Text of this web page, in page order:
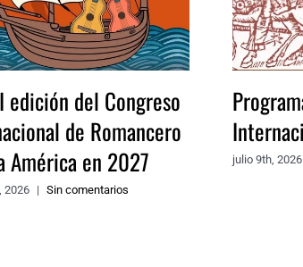
edición del Congreso
de Romancero
América en 2027
2026 | Sin comentarios
julio 9th, 2026